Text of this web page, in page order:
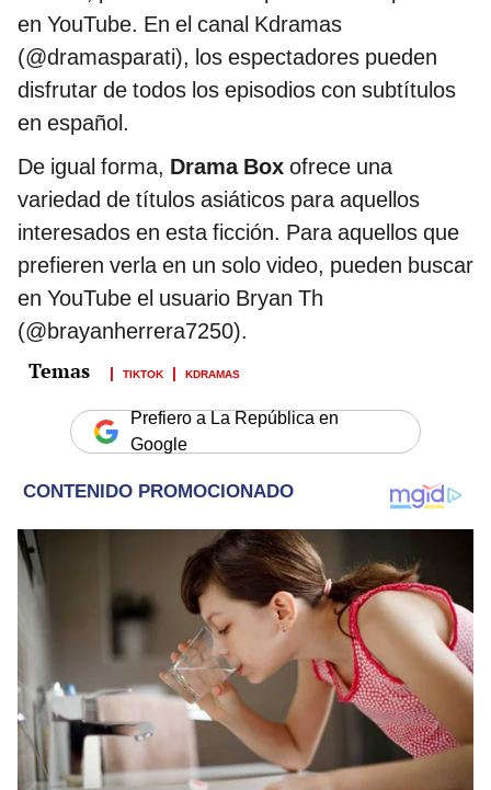
en YouTube. En el canal Kdramas
(@dramasparati), los espectadores pueden
disfrutar de todos los episodios con subtítulos
en español.
De igual forma, Drama Box ofrece una
variedad de títulos asiáticos para aquellos
interesados en esta ficción. Para aquellos que
prefieren verla en un solo video, pueden buscar
en YouTube el usuario Bryan Th
(@brayanherrera7250).
TIKTOK KDRAMAS
Prefiero a La República en
Google